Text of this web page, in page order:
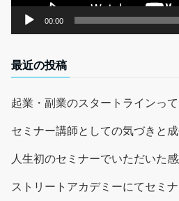
00:00
最近の投稿
起業・副業のスタートラインっ
セミナー講師としての気づきと
人生初のセミナーでいただいた
ストリートアカデミーにてセミ